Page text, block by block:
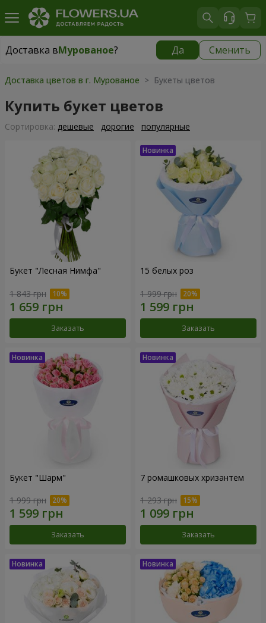
Доставка вМурованое? Да Сменить
Доставка вМурованое|
Доставка цветов в г. Мурованое > Букеты цветов
Купить букет цветов
Cортировка: дешевые дорогие популярные
Букет "Лесная Нимфа"
1 843 грн
Заказать
15 белых роз
1 999 грн
Заказать
Букет "Шарм"
1 999 грн
Заказать
7 ромашковых хризантем
1 293 грн
Заказать